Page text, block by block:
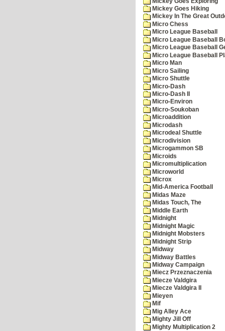
Mickey Goes Hiking
Mickey In The Great
Micro Chess
Micro League Baseball
Micro League Baseball
Micro League Baseball
Micro League Baseball
Micro Man
Micro Sailing
Micro Shuttle
Micro-Dash
Micro-Dash II
Micro-Environ
Micro-Soukoban
Microaddition
Microdash
Microdeal Shuttle
Microdivision
Microgammon SB
Microids
Micromultiplication
Microworld
Microx
Mid-America Football
Midas Maze
Midas Touch, The
Middle Earth
Midnight
Midnight Magic
Midnight Mobsters
Midnight Strip
Midway
Midway Battles
Midway Campaign
Miecz Przeznaczenia
Miecze Valdgira
Miecze Valdgira II
Mieyen
Mif
Mig Alley Ace
Mighty Jill Off
Mighty Multiplication 2